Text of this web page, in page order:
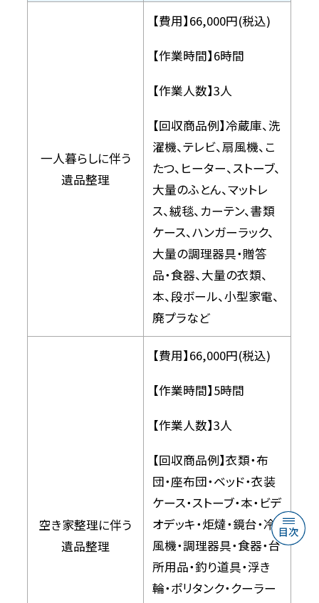
一人暮らしに伴う
遺品整理
【費用】66,000円(税込)
【作業時間】6時間
【作業人数】3人
【回収商品例】冷蔵庫、洗
濯機、テレビ、扇風機、こ
たつ、ヒーター、ストーブ、
大量のふとん、マットレ
ス、絨毯、カーテン、書類
ケース、ハンガーラック、
大量の調理器具・贈答
品・食器、大量の衣類、
本、段ボール、小型家電、
廃プラなど
空き家整理に伴う
遺品整理
【費用】66,000円(税込)
【作業時間】5時間
【作業人数】3人
【回収商品例】衣類・布
団・座布団・ベッド・衣装
ケース・ストーブ・本・ビデ
オデッキ・炬燵・鏡台・冷
風機・調理器具・食器・台
所用品・釣り道具・浮き
輪・ポリタンク・クーラー